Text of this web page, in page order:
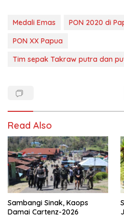
Medali Emas PON 2020 di
PON XX Papua
Tim sepak Takraw putra dan
Read Also
Sambangi Sinak, Kaops
Damai Cartenz-2026